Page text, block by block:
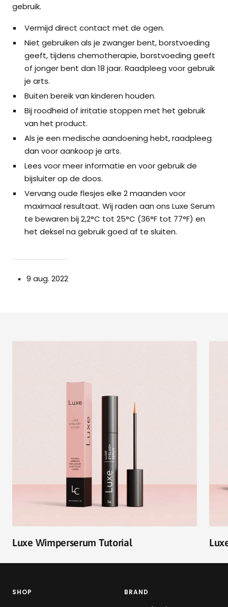
9 aug. 2022
gebruik.
Vermijd direct contact met de ogen.
Niet gebruiken als je zwanger bent, borstvoeding
geeft, tijdens chemotherapie, borstvoeding geeft
of jonger bent dan 18 jaar. Raadpleeg voor gebruik
je arts.
Buiten bereik van kinderen houden.
Bij roodheid of irritatie stoppen met het gebruik
van het product.
Als je een medische aandoening hebt, raadpleeg
dan voor aankoop je arts.
Lees voor meer informatie en voor gebruik de
bijsluiter op de doos.
Vervang oude flesjes elke 2 maanden voor
maximaal resultaat. Wij raden aan ons Luxe Serum
te bewaren bij 2,2°C tot 25°C (36°F tot 77°F) en
het deksel na gebruik goed af te sluiten.
Luxe Wimperserum Tutorial
SHOP BRAND